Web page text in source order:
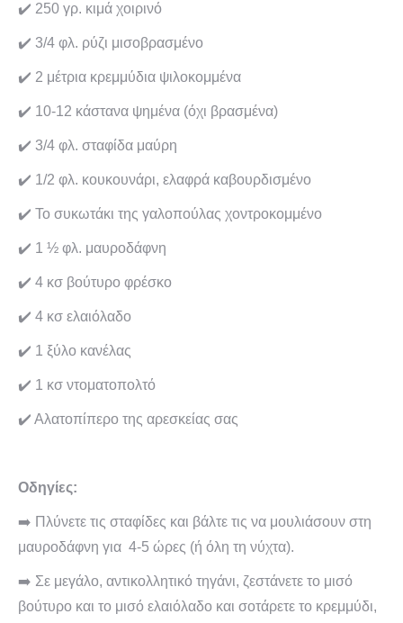
✔️ 250 γρ. κιμά χοιρινό
✔️ 3/4 φλ. ρύζι μισοβρασμένο
✔️ 2 μέτρια κρεμμύδια ψιλοκομμένα
✔️ 10-12 κάστανα ψημένα (όχι βρασμένα)
✔️ 3/4 φλ. σταφίδα μαύρη
✔️ 1/2 φλ. κουκουνάρι, ελαφρά καβουρδισμένο
✔️ Το συκωτάκι της γαλοπούλας χοντροκομμένο
✔️ 1 ½ φλ. μαυροδάφνη
✔️ 4 κσ βούτυρο φρέσκο
✔️ 4 κσ ελαιόλαδο
✔️ 1 ξύλο κανέλας
✔️ 1 κσ ντοματοπολτό
✔️ Αλατοπίπερο της αρεσκείας σας
Οδηγίες:
➡️ Πλύνετε τις σταφίδες και βάλτε τις να μουλιάσουν στη
μαυροδάφνη για 4-5 ώρες (ή όλη τη νύχτα).
➡️ Σε μεγάλο, αντικολλητικό τηγάνι, ζεστάνετε το μισό
βούτυρο και το μισό ελαιόλαδο και σοτάρετε το κρεμμύδι,